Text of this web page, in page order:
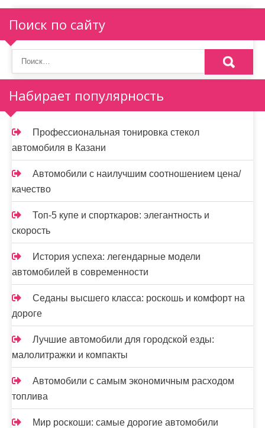
у
Поиск по сайту
Набирает популярность
Профессиональная тонировка стекол
автомобиля в Казани
Автомобили с наилучшим соотношением цена/
качество
Топ-5 купе и спорткаров: элегантность и
скорость
История успеха: легендарные модели
автомобилей в современности
Седаны высшего класса: роскошь и комфорт на
дороге
Лучшие автомобили для городской езды:
малолитражки и компакты
Автомобили с самым экономичным расходом
топлива
Мир роскоши: самые дорогие автомобили